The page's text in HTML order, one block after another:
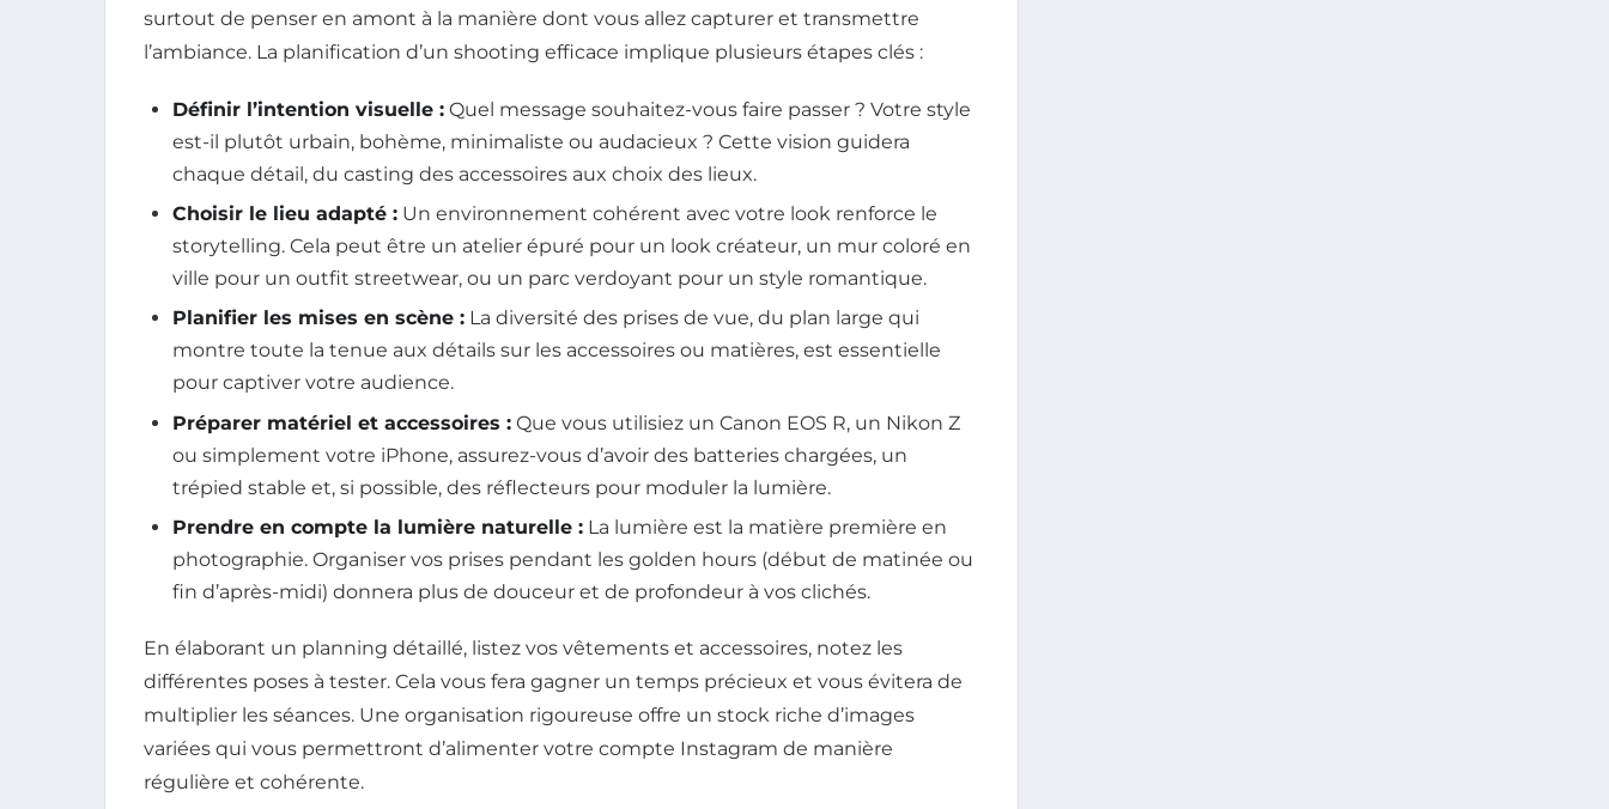
surtout de penser en amont à la manière dont vous allez capturer et transmettre
l’ambiance. La planification d’un shooting efficace implique plusieurs étapes clés :
Définir l’intention visuelle : Quel message souhaitez-vous faire passer ? Votre style
est-il plutôt urbain, bohème, minimaliste ou audacieux ? Cette vision guidera
chaque détail, du casting des accessoires aux choix des lieux.
Choisir le lieu adapté : Un environnement cohérent avec votre look renforce le
storytelling. Cela peut être un atelier épuré pour un look créateur, un mur coloré en
ville pour un outfit streetwear, ou un parc verdoyant pour un style romantique.
Planifier les mises en scène : La diversité des prises de vue, du plan large qui
montre toute la tenue aux détails sur les accessoires ou matières, est essentielle
pour captiver votre audience.
Préparer matériel et accessoires : Que vous utilisiez un Canon EOS R, un Nikon Z
ou simplement votre iPhone, assurez-vous d’avoir des batteries chargées, un
trépied stable et, si possible, des réflecteurs pour moduler la lumière.
Prendre en compte la lumière naturelle : La lumière est la matière première en
photographie. Organiser vos prises pendant les golden hours (début de matinée ou
fin d’après-midi) donnera plus de douceur et de profondeur à vos clichés.
En élaborant un planning détaillé, listez vos vêtements et accessoires, notez les
différentes poses à tester. Cela vous fera gagner un temps précieux et vous évitera de
multiplier les séances. Une organisation rigoureuse offre un stock riche d’images
variées qui vous permettront d’alimenter votre compte Instagram de manière
régulière et cohérente.